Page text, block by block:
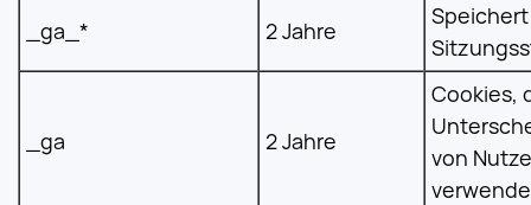
_ga_* 2 Jahre
_ga 2 Jahre
Cookies,
von